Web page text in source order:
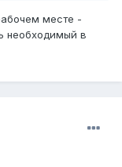
месте -
необходимый в